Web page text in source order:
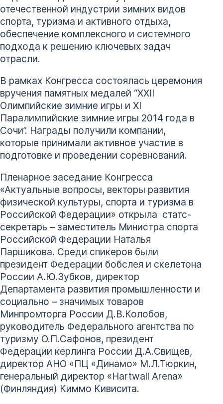
отечественной индустрии зимних видов
спорта, туризма и активного отдыха,
обеспечение комплексного и системного
подхода к решению ключевых задач
отрасли.
В рамках Конгресса состоялась церемония
вручения памятных медалей “XXII
Олимпийские зимние игры и XI
Паралимпийские зимние игры 2014 года в
Сочи”. Награды получили компании,
которые принимали активное участие в
подготовке и проведении соревнований.
Пленарное заседание Конгресса
«Актуальные вопросы, векторы развития
физической культуры, спорта и туризма в
Российской Федерации» открыла статс-
секретарь – заместитель Министра спорта
Российской Федерации Наталья
Паршикова. Среди спикеров были
президент Федерации бобслея и скелетона
России А.Ю.Зубков, директор
Департамента развития промышленности и
социально – значимых товаров
Минпромторга России Д.В.Колобов,
руководитель Федерального агентства по
туризму О.П.Сафонов, президент
Федерации керлинга России Д.А.Свищев,
директор АНО «ПЦ «Динамо» М.Л.Тюркин,
генеральный директор «Hartwall Arena»
(Финляндия) Киммо Кивисита.